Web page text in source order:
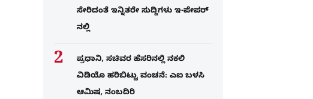
ಸೇರಿದಂತೆ ಇನ್ನಿತರೇ ಸುದ್ದಿಗಳು ಇ-ಪೇಪರ್​
ನಲ್ಲಿ
ಪ್ರಧಾನಿ, ಸಚಿವರ ಹೆಸರಿನಲ್ಲಿ ನಕಲಿ
ವಿಡಿಯೊ ಹರಿಬಿಟ್ಟು ವಂಚನೆ: ಎಐ ಬಳಸಿ
ಆಮಿಷ, ನಂಬದಿರಿ